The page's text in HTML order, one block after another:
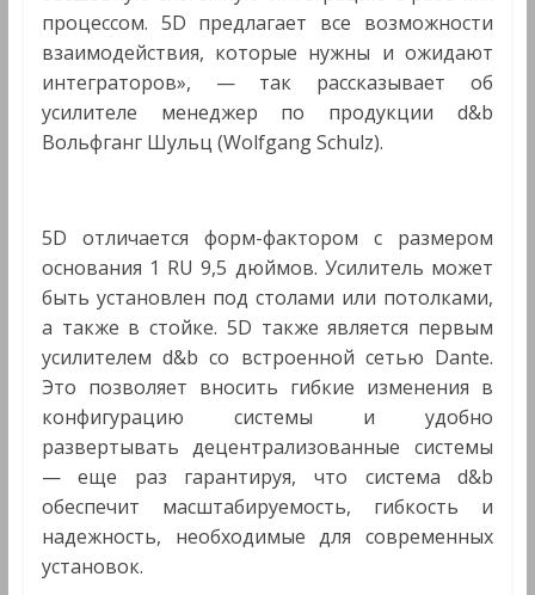
процессом. 5D предлагает все возможности
взаимодействия, которые нужны и ожидают
интеграторов», — так рассказывает об
усилителе менеджер по продукции d&b
Вольфганг Шульц (Wolfgang Schulz).
5D отличается форм-фактором с размером
основания 1 RU 9,5 дюймов. Усилитель может
быть установлен под столами или потолками,
а также в стойке. 5D также является первым
усилителем d&b со встроенной сетью Dante.
Это позволяет вносить гибкие изменения в
конфигурацию системы и удобно
развертывать децентрализованные системы
— еще раз гарантируя, что система d&b
обеспечит масштабируемость, гибкость и
надежность, необходимые для современных
установок.